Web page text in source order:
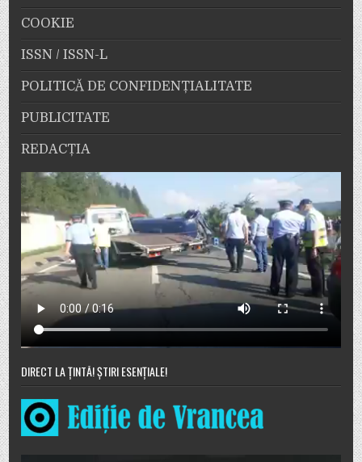
COOKIE
ISSN / ISSN-L
POLITICĂ DE CONFIDENȚIALITATE
PUBLICITATE
REDACȚIA
DIRECT LA ȚINTĂ! ȘTIRI ESENȚIALE!